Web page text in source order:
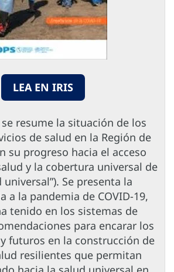
LEA EN IRIS
resume la situación de los
de salud en la Región de
su progreso hacia el acceso
y la cobertura universal de
universal”). Se presenta la
a la pandemia de COVID-19,
tenido en los sistemas de
para encarar los
futuros en la construcción de
resilientes que permitan